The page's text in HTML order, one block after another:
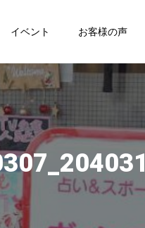
イベント お客様の声